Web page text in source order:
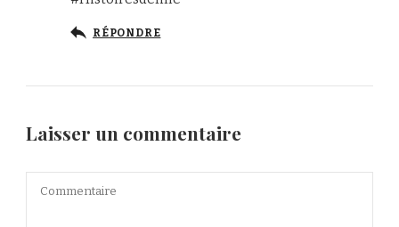
RÉPONDRE
Laisser un commentaire